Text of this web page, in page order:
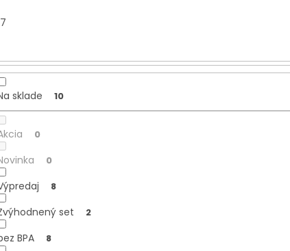
7
sklade 10
0
0
8
set 2
BPA 8